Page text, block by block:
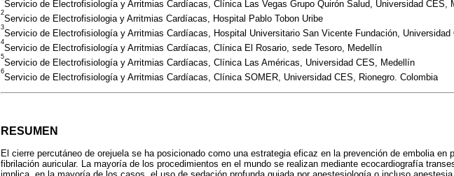
Servicio de Electrofisiología y Arritmias Cardíacas, Clínica Las Vegas Grupo Quirón Salud, Universidad CES,
2
Servicio de Electrofisiologia y Arritmias Cardíacas, Hospital Pablo Tobon Uribe
3
Servicio de Electrofisiología y Arritmias Cardíacas, Hospital Universitario San Vicente Fundación, Universidad
4
Servicio de Electrofisiología y Arritmias Cardíacas, Clínica El Rosario, sede Tesoro, Medellín
5
Servicio de Electrofisiología y Arritmias Cardíacas, Clínica Las Américas, Universidad CES, Medellín
6
Servicio de Electrofisiología y Arritmias Cardíacas, Clínica SOMER, Universidad CES, Rionegro. Colombia
RESUMEN
El cierre percutáneo de orejuela se ha posicionado como una estrategia eficaz en la prevención de embolia en
fibrilación auricular. La mayoría de los procedimientos en el mundo se realizan mediante ecocardiografía